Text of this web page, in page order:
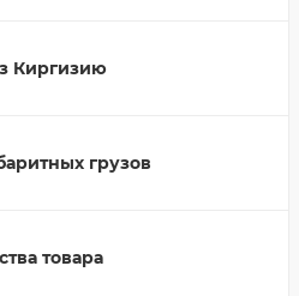
Киргизию
грузов
товара